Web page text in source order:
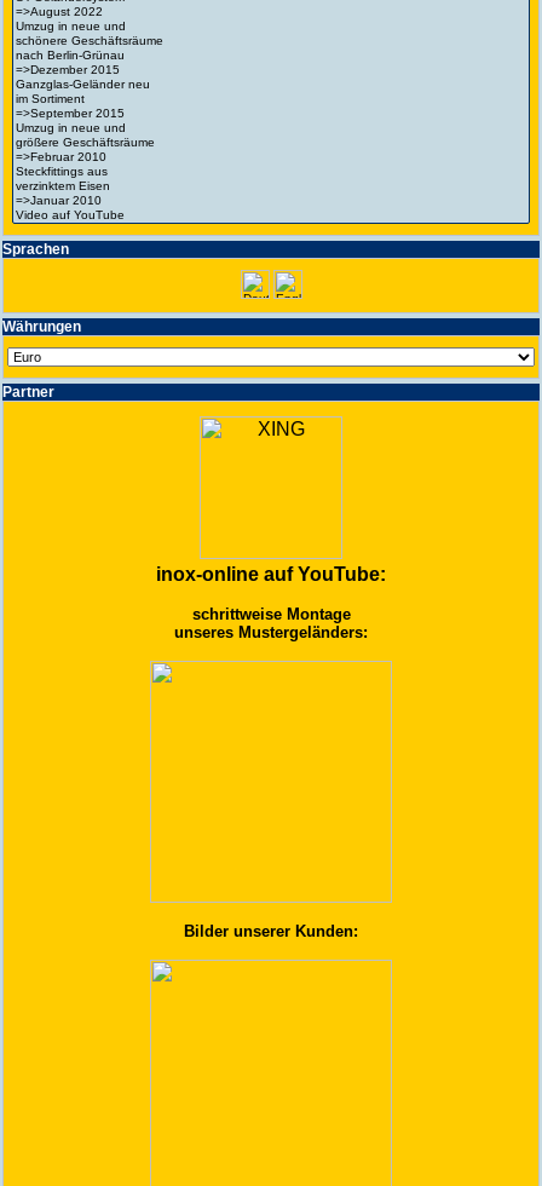
Spra­chen
Wäh­run­gen
Partner
inox-online auf YouTube:
schrittweise Montage
unseres Mustergeländers:
Bilder unserer Kunden: